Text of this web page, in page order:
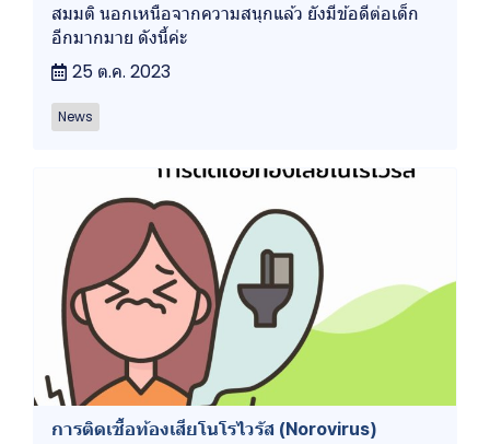
สมมติ นอกเหนือจากความสนุกแล้ว ยังมีข้อดีต่อเด็ก
อีกมากมาย ดังนี้ค่ะ
25 ต.ค. 2023
News
การติดเชื้อท้องเสียโนโรไวรัส (Norovirus)